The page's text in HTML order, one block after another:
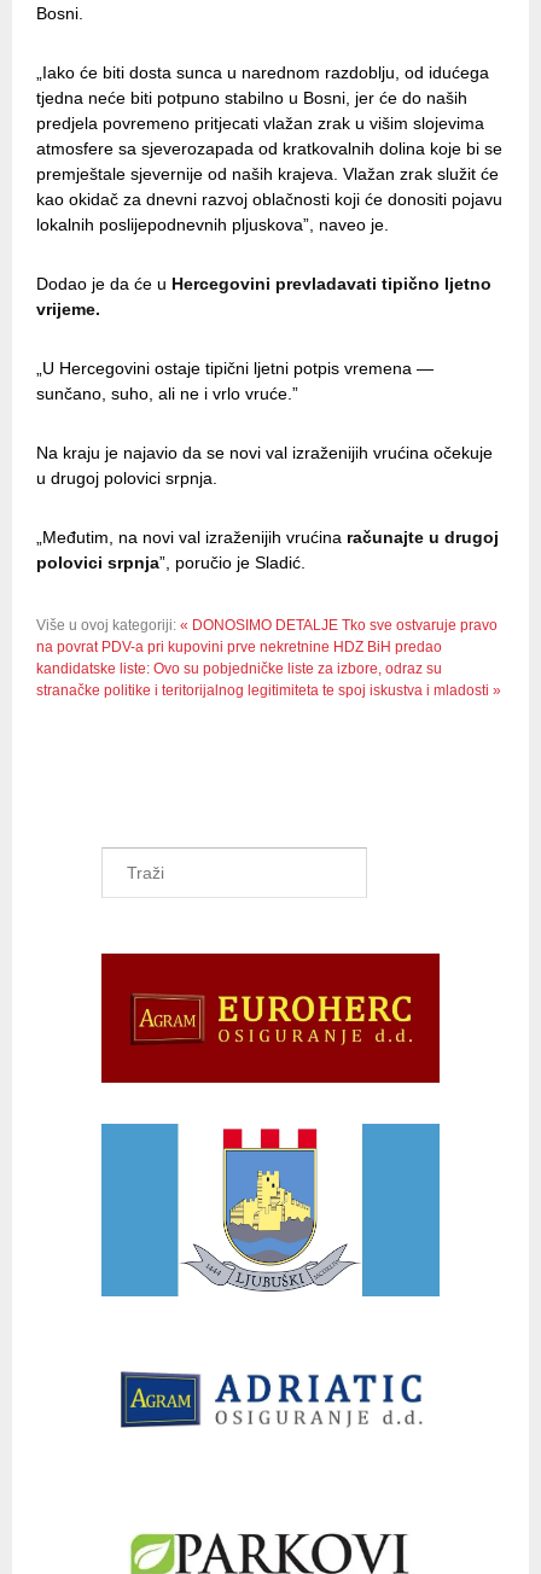
Bosni.
„Iako će biti dosta sunca u narednom razdoblju, od idućega
tjedna neće biti potpuno stabilno u Bosni, jer će do naših
predjela povremeno pritjecati vlažan zrak u višim slojevima
atmosfere sa sjeverozapada od kratkovalnih dolina koje bi se
premještale sjevernije od naših krajeva. Vlažan zrak služit će
kao okidač za dnevni razvoj oblačnosti koji će donositi pojavu
lokalnih poslijepodnevnih pljuskova”, naveo je.
Dodao je da će u Hercegovini prevladavati tipično ljetno
vrijeme.
„U Hercegovini ostaje tipični ljetni potpis vremena —
sunčano, suho, ali ne i vrlo vruće.”
Na kraju je najavio da se novi val izraženijih vrućina očekuje
u drugoj polovici srpnja.
„Međutim, na novi val izraženijih vrućina računajte u drugoj
polovici srpnja”, poručio je Sladić.
Više u ovoj kategoriji: « DONOSIMO DETALJE Tko sve ostvaruje pravo
na povrat PDV-a pri kupovini prve nekretnine HDZ BiH predao
kandidatske liste: Ovo su pobjedničke liste za izbore, odraz su
stranačke politike i teritorijalnog legitimiteta te spoj iskustva i mladosti »